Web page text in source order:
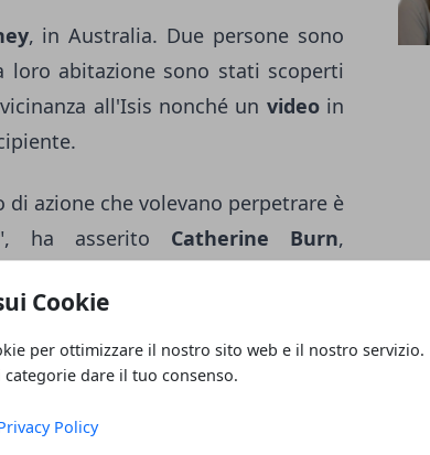
Cookie
per ottimizzare il nostro sito web e il nostro servizio.
dare il tuo consenso.
Policy
, in Australia. Due persone sono
abitazione sono stati scoperti
all'Isis nonché un videoin
azione che volevano perpetrare è
ha asserito Catherine Burn,
Galles del Sud. I poliziotti hanno
da taglio, come un machete e un
che ha raccolto in extremis
intervenuta con un'operazione